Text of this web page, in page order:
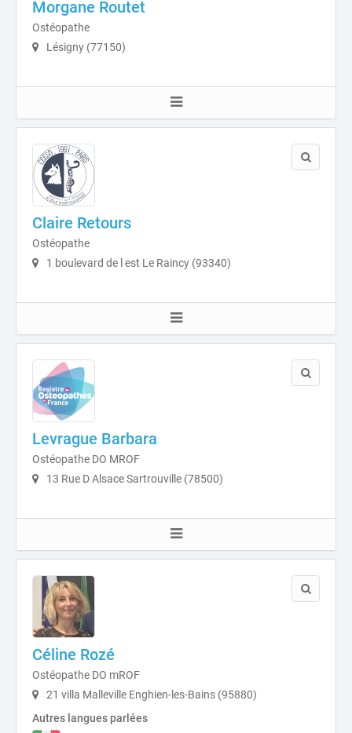
Morgane Routet
Ostéopathe
Lésigny (77150)
Claire Retours
Ostéopathe
1 boulevard de l est Le Raincy (93340)
Levrague Barbara
Ostéopathe DO MROF
13 Rue D Alsace Sartrouville (78500)
Céline Rozé
Ostéopathe DO mROF
21 villa Malleville Enghien-les-Bains (95880)
Autres langues parlées